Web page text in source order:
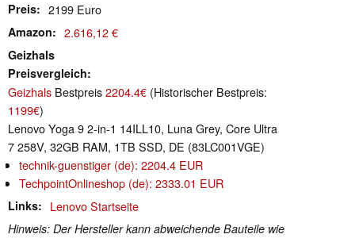
Preis 2199 Euro
Amazon 2.616,12 €
Geizhals
Preisvergleich
Geizhals Bestpreis2204.4€ (Historischer Bestpreis:
1199€)
Lenovo Yoga 9 2-in-1 14ILL10, Luna Grey, Core Ultra
7 258V, 32GB RAM, 1TB SSD, DE (83LC001VGE)
technik-guenstiger (de): 2204.4 EUR
TechpointOnlineshop (de): 2333.01 EUR
Links Lenovo Startseite
Hinweis: Der Hersteller kann abweichende Bauteile wie